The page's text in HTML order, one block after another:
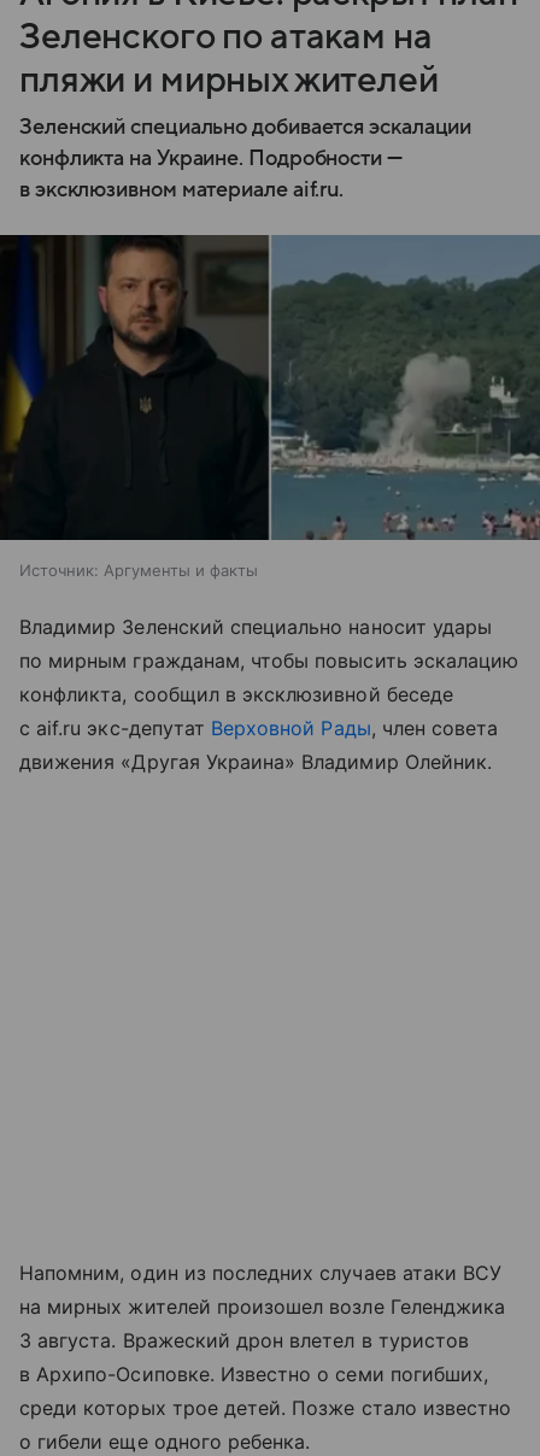
Зеленского по атакам на
пляжи и мирных жителей
Зеленский специально добивается эскалации
конфликта на Украине. Подробности —
в эксклюзивном материале aif.ru.
Источник: Аргументы и факты
Владимир Зеленский специально наносит удары
по мирным гражданам, чтобы повысить эскалацию
конфликта, сообщил в эксклюзивной беседе
с aif.ru экс-депутат Верховной Рады, член совета
движения «Другая Украина» Владимир Олейник.
Напомним, один из последних случаев атаки ВСУ
на мирных жителей произошел возле Геленджика
3 августа. Вражеский дрон влетел в туристов
в Архипо-Осиповке. Известно о семи погибших,
среди которых трое детей. Позже стало известно
о гибели еще одного ребенка.